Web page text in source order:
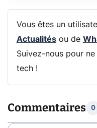
Vous êtes un
Actualitésou de
Suivez-nous pour
tech !
Commentaires 0